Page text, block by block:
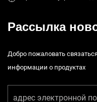
Рассылка
Добро пожаловать
информации о продуктах